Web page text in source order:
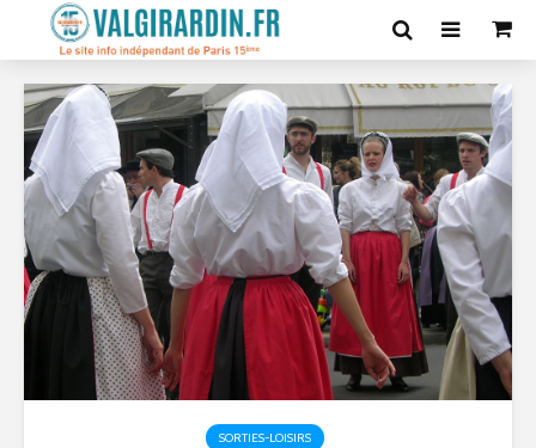
SORTIES-LOISIRS